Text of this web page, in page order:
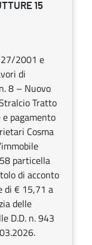
15
2001 e
di
8 – Nuovo
Tratto
pagamento
Cosma
particella
di acconto
di € 15,71 a
delle
D.D. n. 943